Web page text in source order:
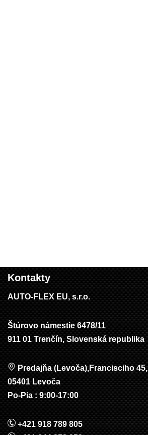
Kontakty
AUTO-FLEX EU, s.r.o.
Štúrovo námestie 6478/11
911 01 Trenčín, Slovenská republika
Predajňa (Levoča),Francisciho 45,
05401 Levoča
Po-Pia : 9:00-17:00
+421 918 789 805